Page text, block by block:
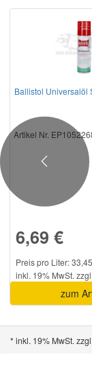
Ballistol Universalöl
Artikel Nr.
6,69 €
Preis pro Liter:
inkl. 19% MwSt. zzgl.
zum
Previous
* inkl. 19% MwSt. zzgl.